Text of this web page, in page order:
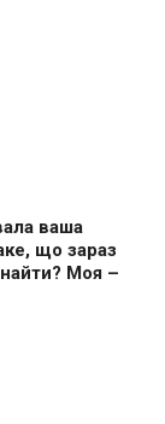
ваша
що зараз
Моя –